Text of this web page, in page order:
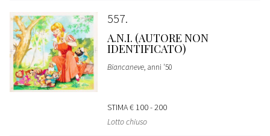
557
A.N.I. (AUTORE NON
IDENTIFICATO)
Biancaneve, anni '50
STIMA€ 100 - 200
Lotto chiuso